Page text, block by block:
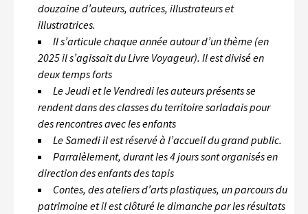
douzaine d’auteurs, autrices, illustrateurs et
illustratrices.
Il s’articule chaque année autour d’un thème (en
2025 il s’agissait du Livre Voyageur). Il est divisé en
deux temps forts
Le Jeudi et le Vendredi les auteurs présents se
rendent dans des classes du territoire sarladais pour
des rencontres avec les enfants
Le Samedi il est réservé à l’accueil du grand public.
Parralèlement, durant les 4 jours sont organisés en
direction des enfants des tapis
Contes, des ateliers d’arts plastiques, un parcours du
patrimoine et il est clôturé le dimanche par les résultats